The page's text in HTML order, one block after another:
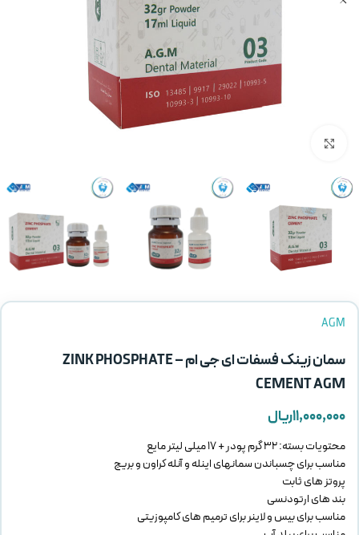
AGM
سمان زینک فسفات ای جی ام – ZINK PHOSPHATE
CEMENT AGM
۱۱,۰۰۰,۰۰۰ریال
محتویات بسته: 32 گرم پودر + 17 میلی لیتر مایع
مناسب برای چسباندن سمانهای اینله و آنله کراون و بریج
پروتز های ثابت
بند های ارتودنسی
مناسب برای بیس و لاینر برای ترمیم های کامپوزیتی